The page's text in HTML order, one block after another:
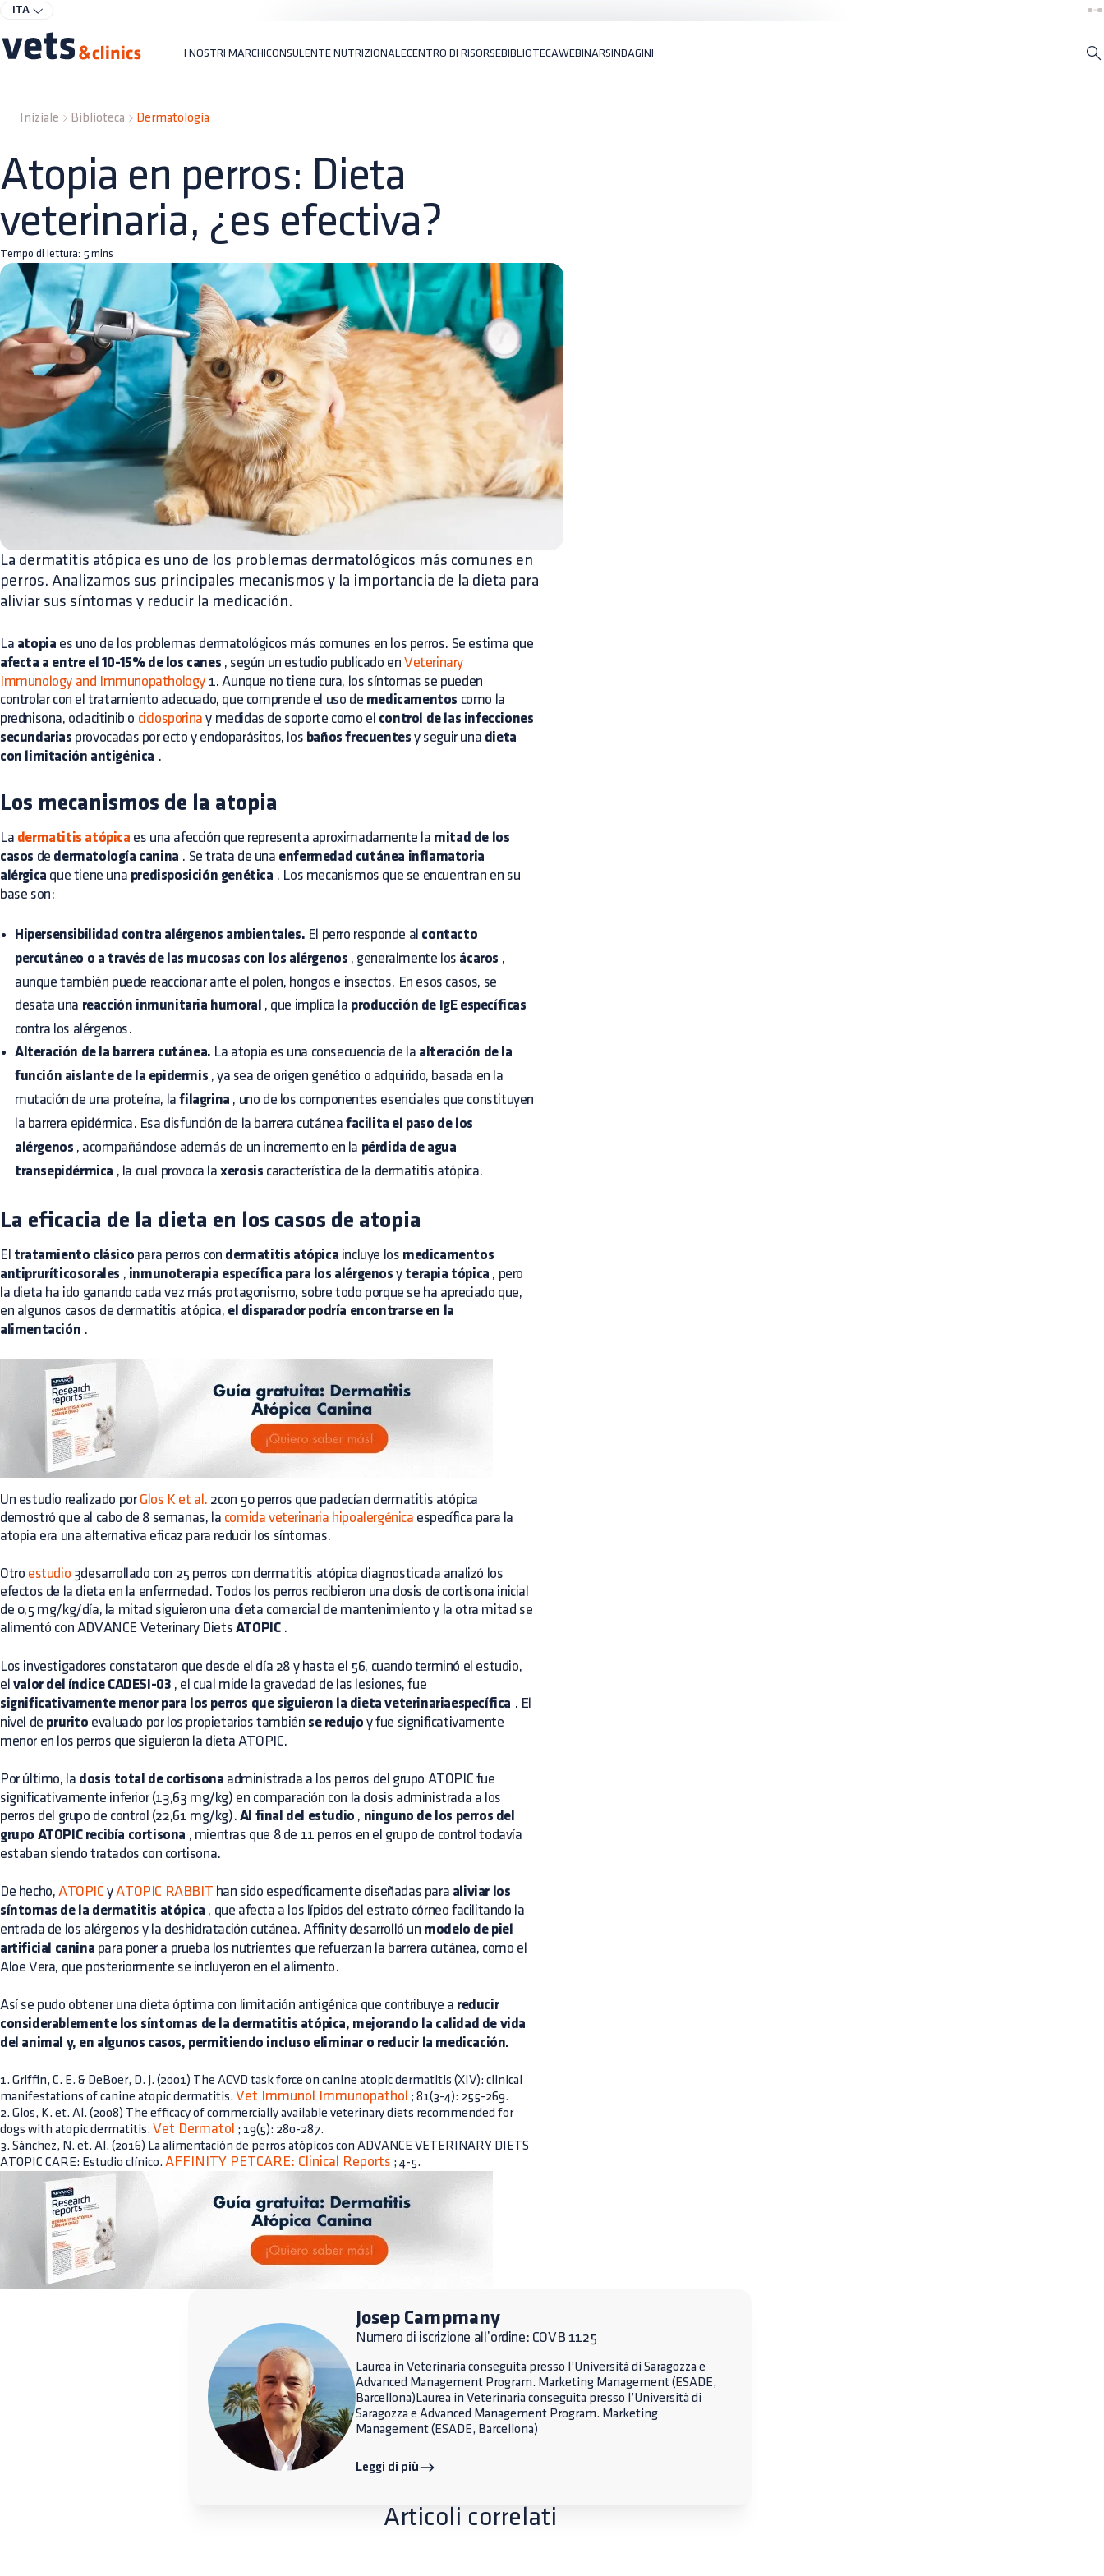
ITA
I NOSTRI MARCHICONSULENTE NUTRIZIONALECENTRO DI RISORSEBIBLIOTECAWEBINARSINDAGINI
Iniziale Biblioteca Dermatologia
Atopia en perros: Dieta
veterinaria, ¿es efectiva?
Tempo di lettura: 5 mins
La dermatitis atópica es uno de los problemas dermatológicos más comunes en
perros. Analizamos sus principales mecanismos y la importancia de la dieta para
aliviar sus síntomas y reducir la medicación.
La atopia es uno de los problemas dermatológicos más comunes en los perros. Se estima que
afecta a entre el 10-15% de los canes , según un estudio publicado enVeterinary
Immunology and Immunopathology 1. Aunque no tiene cura, los síntomas se pueden
controlar con el tratamiento adecuado, que comprende el uso de medicamentos como la
prednisona, oclacitinib o ciclosporina y medidas de soporte como el control de las infecciones
secundarias provocadas por ecto y endoparásitos, los baños frecuentes y seguir una dieta
con limitación antigénica .
Los mecanismos de la atopia
La dermatitis atópica es una afección que representa aproximadamente la mitad de los
casos de dermatología canina . Se trata de una enfermedad cutánea inflamatoria
alérgica que tiene una predisposición genética . Los mecanismos que se encuentran en su
base son:
Hipersensibilidad contra alérgenos ambientales. El perro responde al contacto
percutáneo o a través de las mucosas con los alérgenos , generalmente los ácaros ,
aunque también puede reaccionar ante el polen, hongos e insectos. En esos casos, se
desata una reacción inmunitaria humoral , que implica la producción de IgE específicas
contra los alérgenos.
Alteración de la barrera cutánea. La atopia es una consecuencia de la alteración de la
función aislante de la epidermis , ya sea de origen genético o adquirido, basada en la
mutación de una proteína, lafilagrina , uno de los componentes esenciales que constituyen
la barrera epidérmica. Esa disfunción de la barrera cutáneafacilita el paso de los
alérgenos , acompañándose además de un incremento en la pérdida de agua
transepidérmica , la cual provoca laxerosis característica de la dermatitis atópica.
La eficacia de la dieta en los casos de atopia
El tratamiento clásico para perros con dermatitis atópica incluye los medicamentos
antipruríticosorales , inmunoterapia específica para los alérgenos y terapia tópica , pero
la dieta ha ido ganando cada vez más protagonismo, sobre todo porque se ha apreciado que,
en algunos casos de dermatitis atópica, el disparador podría encontrarse en la
alimentación .
Un estudio realizado por Glos K et al. 2con 50 perros que padecían dermatitis atópica
demostró que al cabo de 8 semanas, la comida veterinaria hipoalergénica específica para la
atopia era una alternativa eficaz para reducir los síntomas.
Otro estudio 3desarrollado con 25 perros con dermatitis atópica diagnosticada analizó los
efectos de la dieta en la enfermedad. Todos los perros recibieron una dosis de cortisona inicial
de 0,5 mg/kg/día, la mitad siguieron una dieta comercial de mantenimiento y la otra mitad se
alimentó con ADVANCE Veterinary Diets ATOPIC.
Los investigadores constataron que desde el día 28 y hasta el 56, cuando terminó el estudio,
el valor del índice CADESI-03 , el cual mide la gravedad de las lesiones, fue
significativamente menor para los perros que siguieron la dieta veterinariaespecífica . El
nivel de prurito evaluado por los propietarios también se redujo y fue significativamente
menor en los perros que siguieron la dieta ATOPIC.
Por último, la dosis total de cortisona administrada a los perros del grupo ATOPIC fue
significativamente inferior (13,63 mg/kg) en comparación con la dosis administrada a los
perros del grupo de control (22,61 mg/kg). Al final del estudio , ninguno de los perros del
grupo ATOPIC recibía cortisona , mientras que 8 de 11 perros en el grupo de control todavía
estaban siendo tratados con cortisona.
De hecho, ATOPIC y ATOPIC RABBIT han sido específicamente diseñadas para aliviar los
síntomas de la dermatitis atópica , que afecta a los lípidos del estrato córneo facilitando la
entrada de los alérgenos y la deshidratación cutánea. Affinity desarrolló un modelo de piel
artificial canina para poner a prueba los nutrientes que refuerzan la barrera cutánea, como el
Aloe Vera, que posteriormente se incluyeron en el alimento.
Así se pudo obtener una dieta óptima con limitación antigénica que contribuye a reducir
considerablemente los síntomas de la dermatitis atópica, mejorando la calidad de vida
del animal y, en algunos casos, permitiendo incluso eliminar o reducir la medicación.
1. Griffin, C. E. & DeBoer, D. J. (2001) The ACVD task force on canine atopic dermatitis (XIV): clinical
manifestations of canine atopic dermatitis. Vet Immunol Immunopathol ; 81(3-4): 255-269.
2. Glos, K. et. Al. (2008) The efficacy of commercially available veterinary diets recommended for
dogs with atopic dermatitis. Vet Dermatol ; 19(5): 280-287.
3. Sánchez, N. et. Al. (2016) La alimentación de perros atópicos con ADVANCE VETERINARY DIETS
ATOPIC CARE: Estudio clínico. AFFINITY PETCARE: Clinical Reports ; 4-5.
Josep Campmany
Numero di iscrizione all’ordine: COVB 1125
Laurea in Veterinaria conseguita presso l’Università di Saragozza e
Advanced Management Program. Marketing Management (ESADE,
Barcellona)Laurea in Veterinaria conseguita presso l’Università di
Saragozza e Advanced Management Program. Marketing
Management (ESADE, Barcellona)
Leggi di più
Articoli correlati